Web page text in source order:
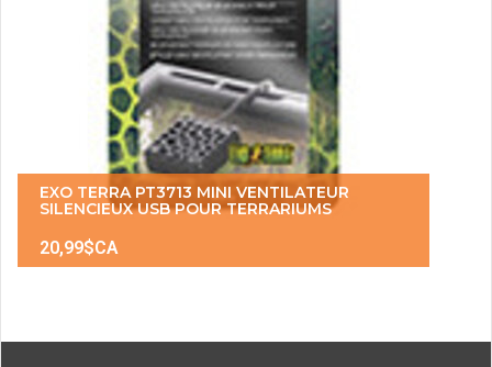
EXO TERRA PT3713 MINI VENTILATEUR
SILENCIEUX USB POUR TERRARIUMS
20,99$CA